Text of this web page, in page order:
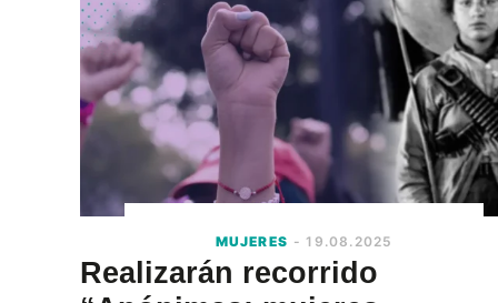
MUJERES - 19.08.2025
Realizarán recorrido